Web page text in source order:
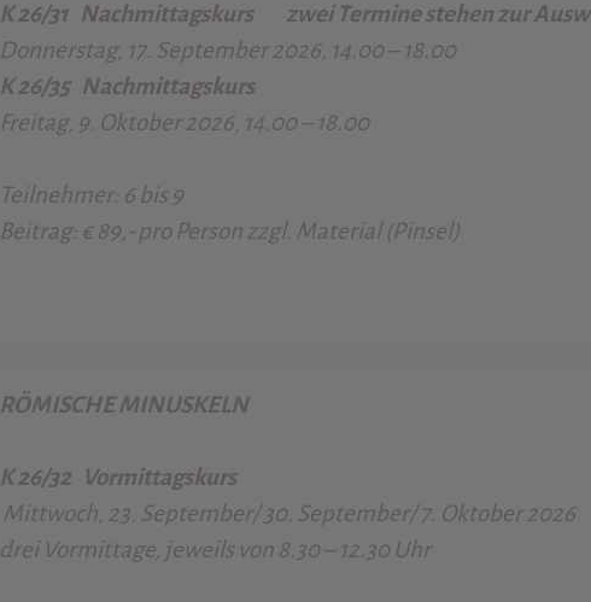
K 26/31 Nachmittagskurs zwei Termine stehen zur
Donnerstag, 17. September 2026, 14.00 – 18.00
K 26/35 Nachmittagskurs
Freitag, 9. Oktober 2026, 14.00 – 18.00
Teilnehmer:6 bis 9
Beitrag:€ 89,- pro Person zzgl. Material (Pinsel)
RÖMISCHE MINUSKELN
K 26/32
Vormittagskurs
Mittwoch, 23. September/ 30. September/ 7. Oktober 2026
drei Vormittage, jeweils von 8.30 – 12.30 Uhr